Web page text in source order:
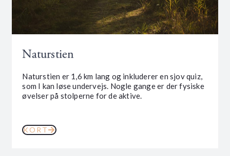
Naturstien
Naturstien er 1,6 km lang og inkluderer en sjov quiz,
som I kan løse undervejs. Nogle gange er der fysiske
øvelser på stolperne for de aktive.
KORT